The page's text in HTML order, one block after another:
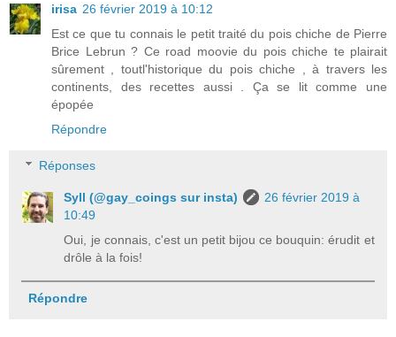
irisa 26 février 2019 à 10:12
Est ce que tu connais le petit traité du pois chiche de Pierre
Brice Lebrun ? Ce road moovie du pois chiche te plairait
sûrement , toutl'historique du pois chiche , à travers les
continents, des recettes aussi . Ça se lit comme une
épopée
Répondre
Réponses
Syll (@gay_coings sur insta)
26 février 2019 à
10:49
Oui, je connais, c'est un petit bijou ce bouquin: érudit et
drôle à la fois!
Répondre